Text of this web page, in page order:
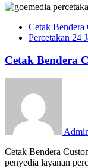
Cetak Bendera
Percetakan 24
Cetak Bendera
Cetak Bendera
penyedia layanan